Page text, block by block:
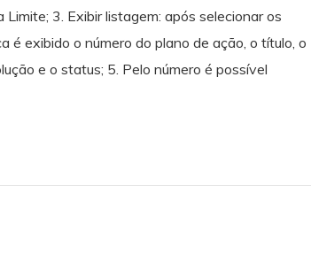
3. Exibir listagem: após selecionar os
é exibido o número do plano de ação, o título, o
e o status; 5. Pelo número é possível